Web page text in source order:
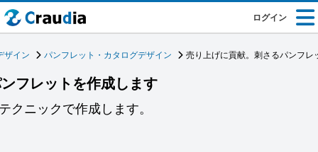
ログイン
ザイン パンフレット・カタログデザイン 売り上げに貢献。刺さるパンフレ
フレットを作成します
クニックで作成します。